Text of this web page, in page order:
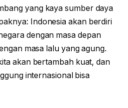
yang kaya sumber daya
Indonesia akan berdiri
dengan masa depan
masa lalu yang agung.
akan bertambah kuat, dan
internasional bisa